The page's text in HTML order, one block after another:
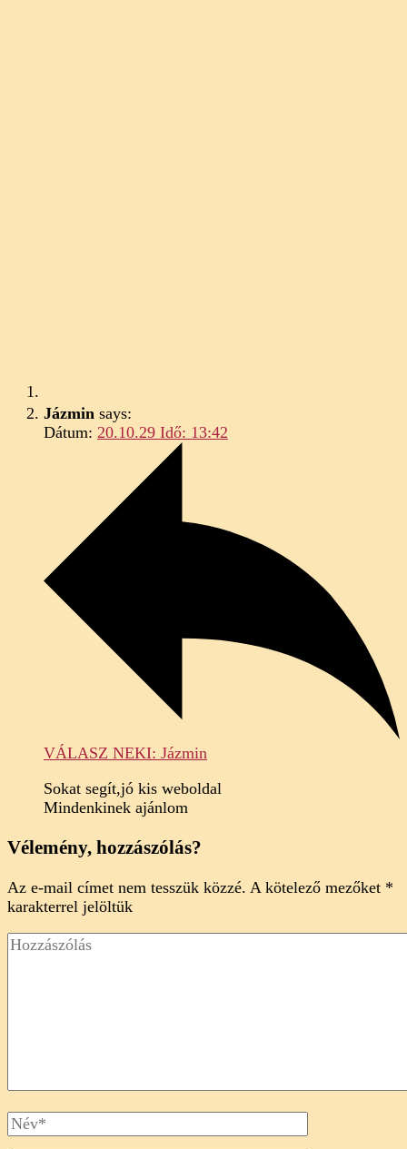
Jázmin says:
Dátum: 20.10.29 Idő: 13:42
VÁLASZ NEKI: Jázmin
Sokat segít,jó kis weboldal
Mindenkinek ajánlom
Vélemény, hozzászólás?
Az e-mail címet nem tesszük közzé. A kötelező mezőket *
karakterrel jelöltük
Hozzászólás
Full
Name